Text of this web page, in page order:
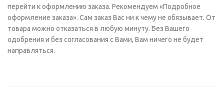
перейти к оформлению заказа. Рекомендуем «Подробное
оформление заказа». Сам заказ Вас ни к чему не обязывает. От
товара можно отказаться в любую минуту. Без Вашего
одобрения и без согласования с Вами, Вам ничего не будет
направляться.